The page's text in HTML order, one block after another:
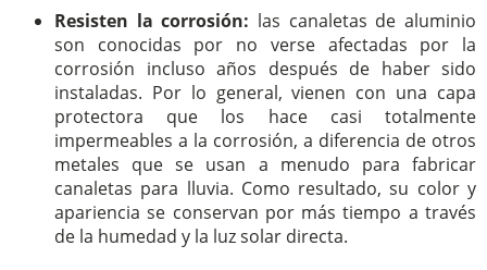
Resisten la corrosión: las canaletas de aluminio
son conocidas por no verse afectadas por la
corrosión incluso años después de haber sido
instaladas. Por lo general, vienen con una capa
protectora que los hace casi totalmente
impermeables a la corrosión, a diferencia de otros
metales que se usan a menudo para fabricar
canaletas para lluvia. Como resultado, su color y
apariencia se conservan por más tiempo a través
de la humedad y la luz solar directa.